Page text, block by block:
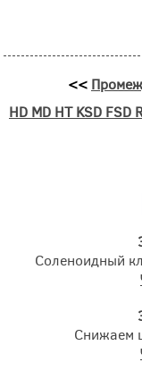
<<
HD МD HТ KSD FSD
Соленоидный
Снижаем